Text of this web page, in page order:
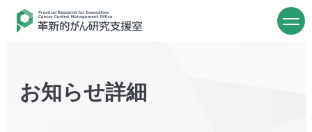
お知らせ詳細